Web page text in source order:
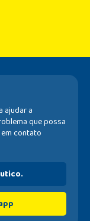
ajudar a
que possa
contato